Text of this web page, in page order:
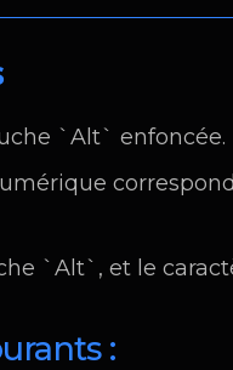
`Alt` enfoncée.
`Alt`, et le
: